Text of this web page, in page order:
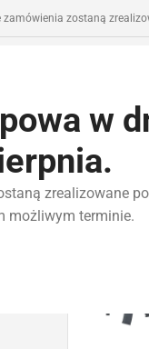
w
zrealizowane
możliwym terminie.
zamówienia zostaną
Wyposażenie